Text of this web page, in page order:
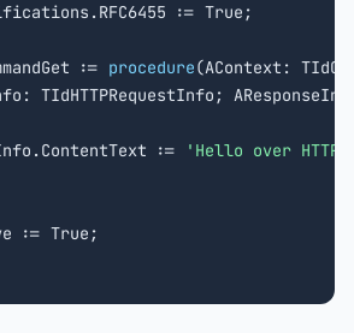
:= True;
:=
procedure(AContext:
TIdHTTPRequestInfo;
:=
'Hello over